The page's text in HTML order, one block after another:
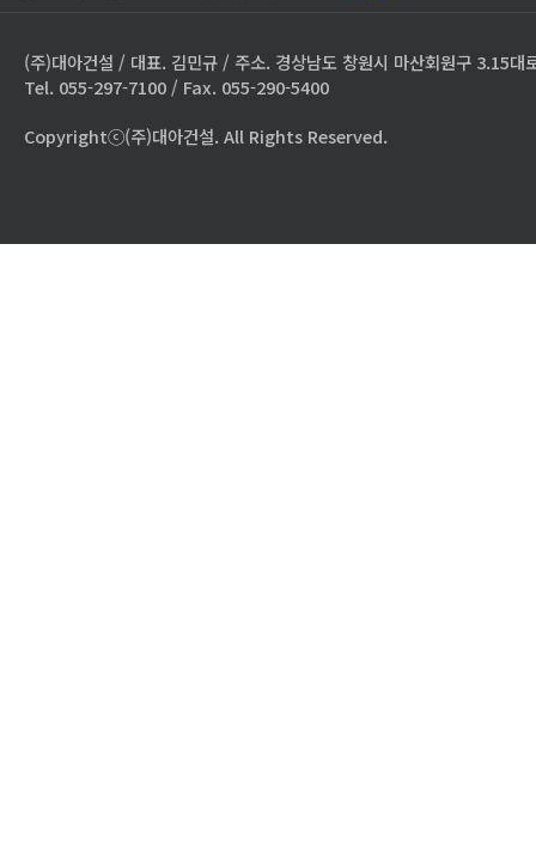
(주)대아건설 / 대표. 김민규 / 주소. 경상남도 창원시 마산회원구 3.15대
Tel. 055-297-7100 / Fax. 055-290-5400
Copyrightⓒ(주)대아건설. All Rights Reserved.